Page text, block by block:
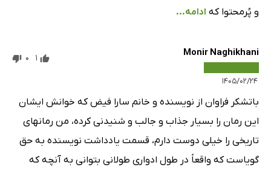
قسمت دوم: فصل سی و دوم
25 دقیقه قسمت دوم: فصل سی و چهارم
قسمت دوم: فصل سی و پنجم
قسمت دوم: فصل سی و ششم
قسمت دوم: فصل سی و هفتم
17 دقیقه قسمت دوم: فصل سی و هشتم
و پُرمحتوا که ادامه...
Monir Naghikhani
۱۴۰۵/۰۲/۲۴
1
0
باتشکر فراوان از نویسنده و خانم سارا فیض که خوانش ایشان
این رمان را بسیار جذاب و جالب و شنیدنی کرده، من رمانهای
تاریخی را خیلی دوست دارم، قسمت یادداشت نویسنده به حق
گویاست که واقعاً در طول ادواری طولانی بتوانی به آنچه که